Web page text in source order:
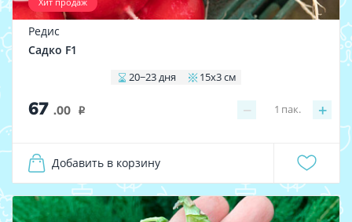
Редис
Садко F1
20−23 дня 15x3 см
67 .00 i − +
1 пак.
Добавить в корзину